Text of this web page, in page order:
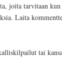
joita tarvitaan
Laita
tai